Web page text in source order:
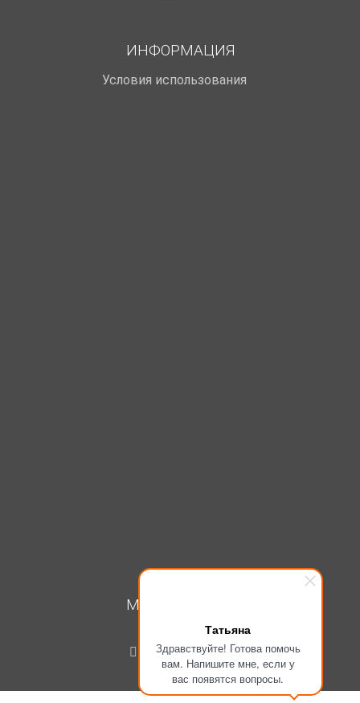
Татьяна
Здравствуйте! Готова помочь
вам. Напишите мне, если у
вас появятся вопросы.
ИНФОРМАЦИЯ
Условия использования
МОЙ КАБИНЕТ
Регистрация